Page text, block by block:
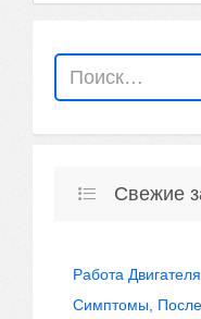
Свежие
Работа
Симптомы,